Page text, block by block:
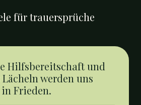
fürtrauersprüche
Hilfsbereitschaft und
werden uns
Frieden.